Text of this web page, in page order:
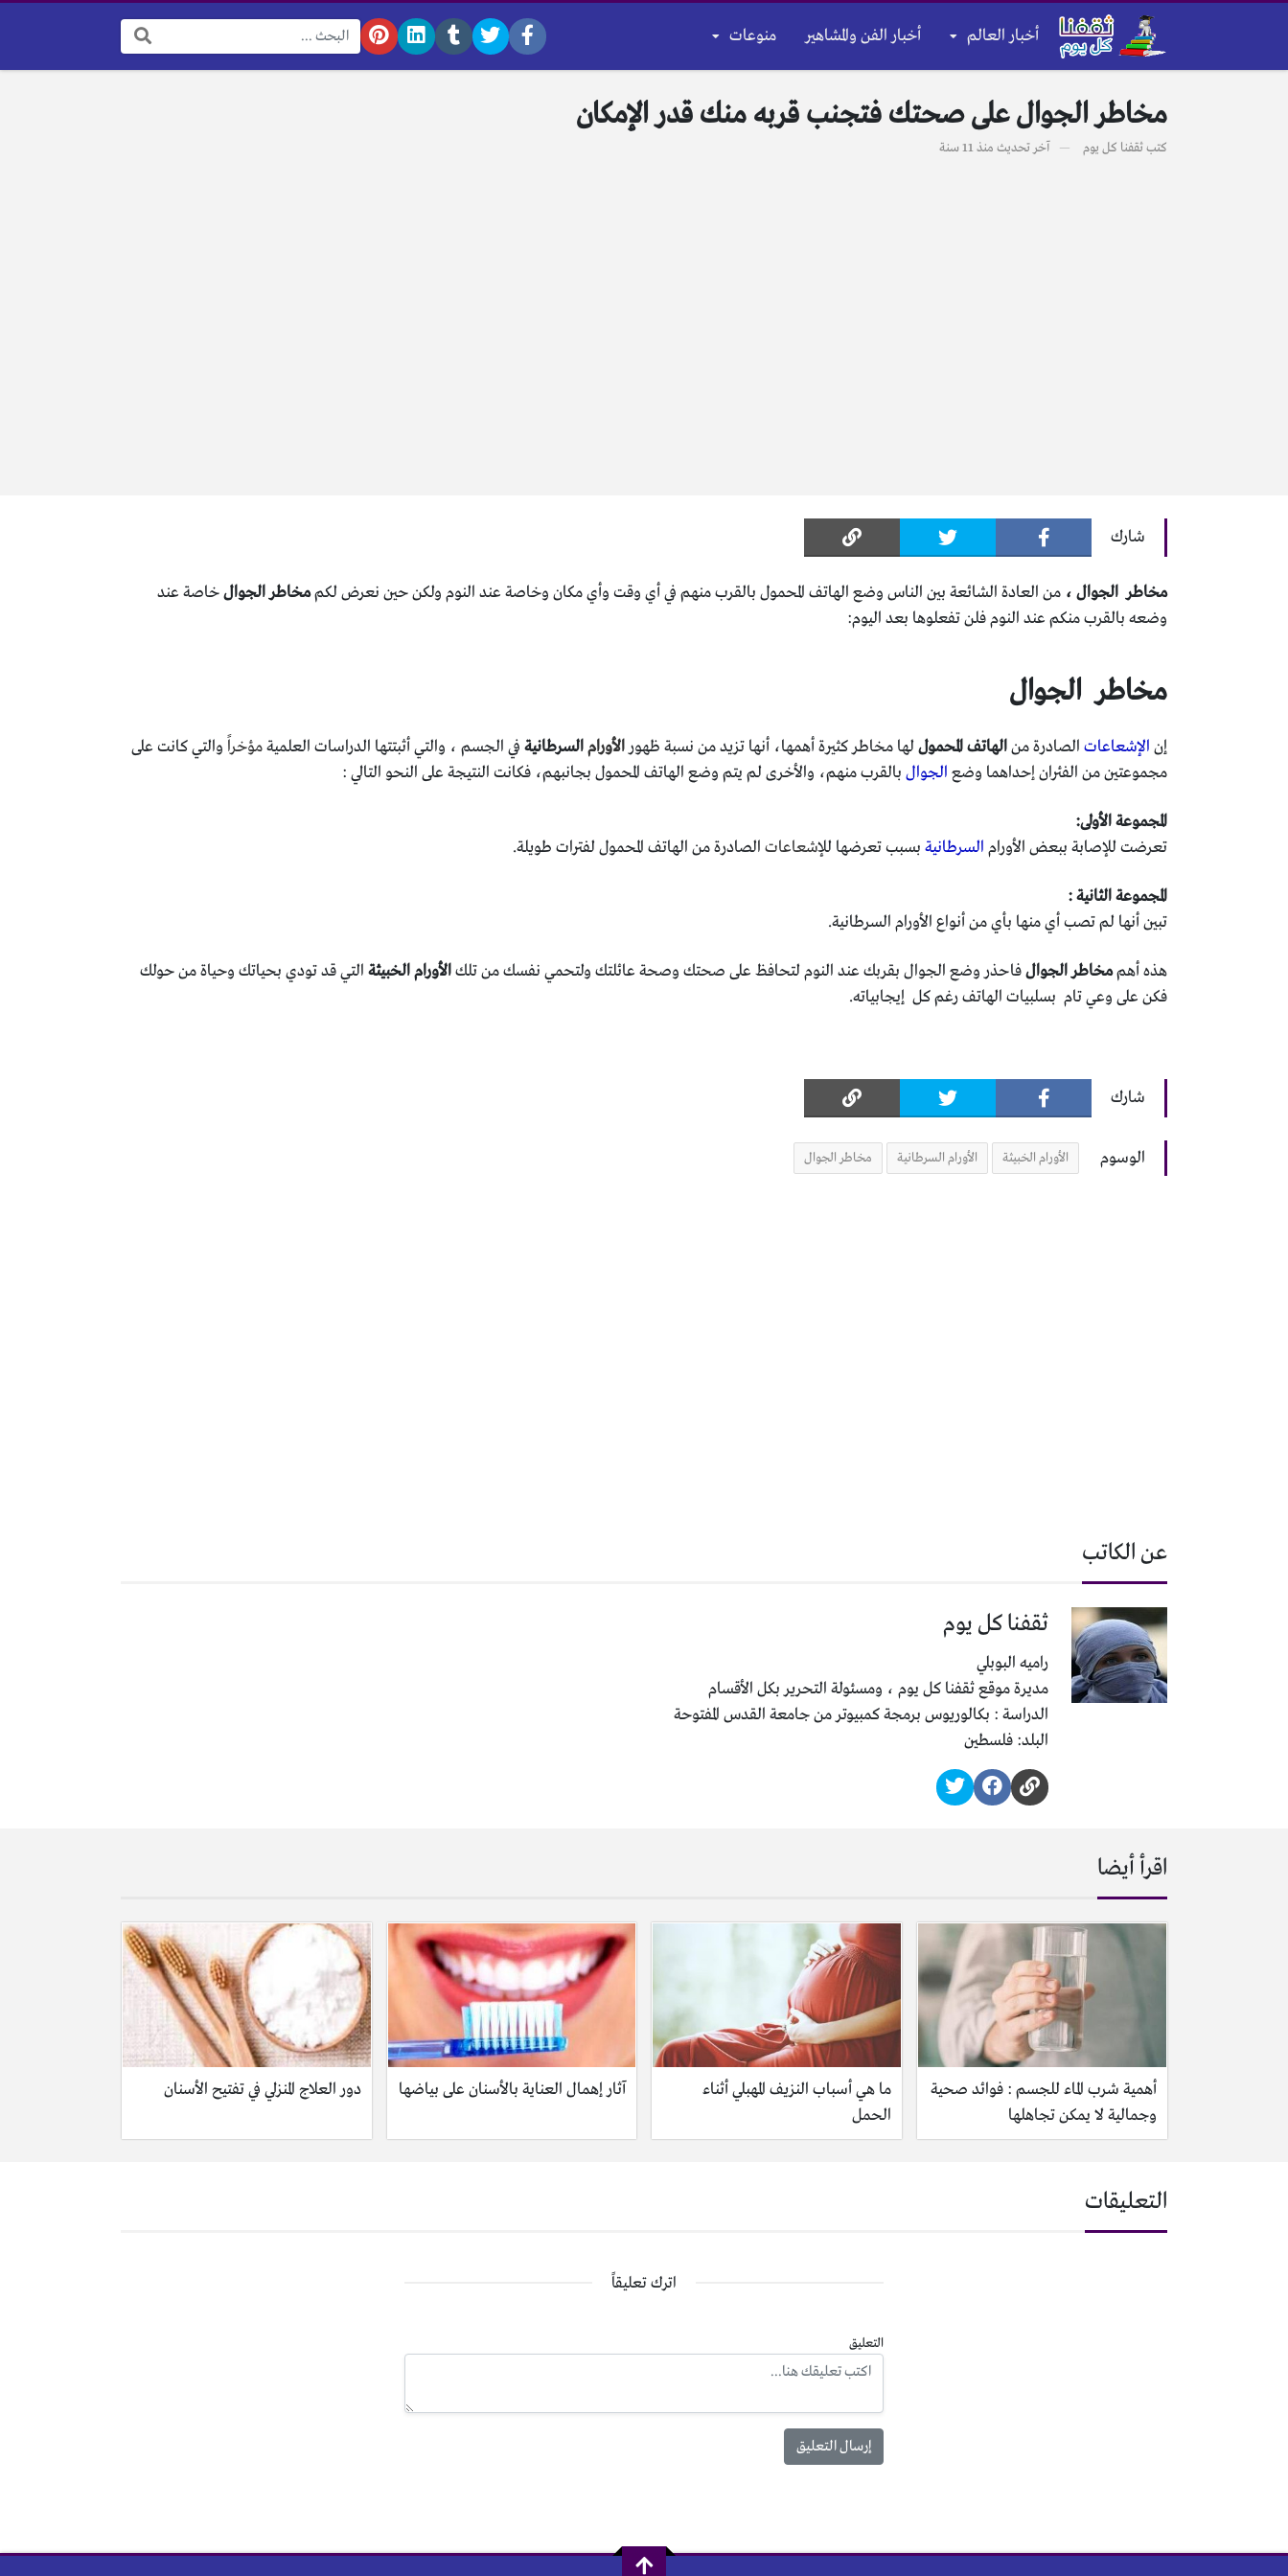
أخبار العالم أخبار الفن والمشاهير منوعات
البحث:
مخاطر الجوال على صحتك فتجنب قربه منك قدر الإمكان
كتبثقفنا كل يوم آخر تحديث منذ 11 سنة
شارك
مخاطر الجوال ، من العادة الشائعة بين الناس وضع الهاتف المحمول بالقرب منهم في أي وقت وأي مكان وخاصة عند النوم ولكن حين نعرض لكممخاطر الجوالخاصة عند
وضعه بالقرب منكم عند النوم فلن تفعلوها بعد اليوم:
مخاطر الجوال
إن الإشعاعات الصادرة منالهاتف المحموللها مخاطر كثيرة أهمها، أنها تزيد من نسبة ظهور الأورامالسرطانية في الجسم ، والتي أثبتتها الدراسات العلميةمؤخراً والتي كانت على
مجموعتين من الفئرانإحداهما وضع الجوال بالقرب منهم، والأخرى لم يتم وضع الهاتف المحمول بجانبهم، فكانت النتيجة على النحو التالي :
المجموعة الأولى:
تعرضت للإصابة ببعض الأورام السرطانية بسبب تعرضها للإشعاعات الصادرة من الهاتف المحمول لفترات طويلة.
المجموعة الثانية :
تبين أنها لم تصب أي منها بأي من أنواع الأورام السرطانية.
هذه أهممخاطر الجوالفاحذر وضع الجوال بقربك عند النوم لتحافظ على صحتك وصحة عائلتك ولتحمي نفسك من تلكالأورام الخبيثة التي قد تودي بحياتك وحياة من حولك
فكن على وعي تام بسلبيات الهاتف رغم كل إيجابياته.
شارك
الوسوم الأورام الخبيثة الأورام السرطانية مخاطر الجوال
عن الكاتب
ثقفنا كل يوم
راميه البوبلي
مديرة موقع ثقفنا كل يوم ، ومسئولة التحرير بكل الأقسام
الدراسة : بكالوريوس برمجة كمبيوتر من جامعة القدس المفتوحة
البلد: فلسطين
اقرأ أيضا
أهمية شرب الماء للجسم : فوائد صحية
وجمالية لا يمكن تجاهلها
ما هي أسباب النزيف المهبلي أثناء
الحمل
آثار إهمال العناية بالأسنان على بياضها دور العلاج المنزلي في تفتيح الأسنان
التعليقات
اترك تعليقاً
التعليق